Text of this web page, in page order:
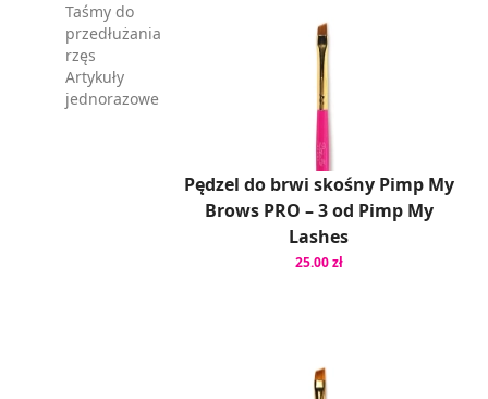
Taśmy do
przedłużania
rzęs
Artykuły
jednorazowe
Pędzel do brwi skośny Pimp My
Brows PRO – 3 od Pimp My
Lashes
25.00 zł